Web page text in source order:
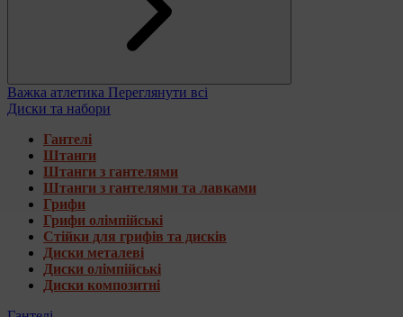
Важка атлетика Переглянути всі
Диски та набори
Гантелі
Штанги
Штанги з гантелями
Штанги з гантелями та лавками
Грифи
Грифи олімпійські
Стійки для грифів та дисків
Диски металеві
Диски олімпійські
Диски композитні